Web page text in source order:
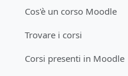
Cos'è un corso Moodle
Trovare i corsi
Corsi presenti in Moodle